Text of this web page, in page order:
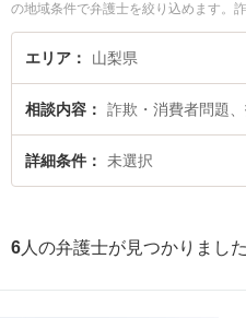
の地域条件で弁護士を絞り込めます。
副業詐欺、FX詐欺等の細かな分野での
士法人ATB 山梨事務所の木下 徹弁護
すぐに弁護士に相談したい』『投資詐
護士を検索したい』『初回相談無料で
護士に相談予約したい』などでお困り
エリア 山梨県
相談内容 詐欺・消費者問題
詳細条件 未選択
6 人の弁護士が見つかりました